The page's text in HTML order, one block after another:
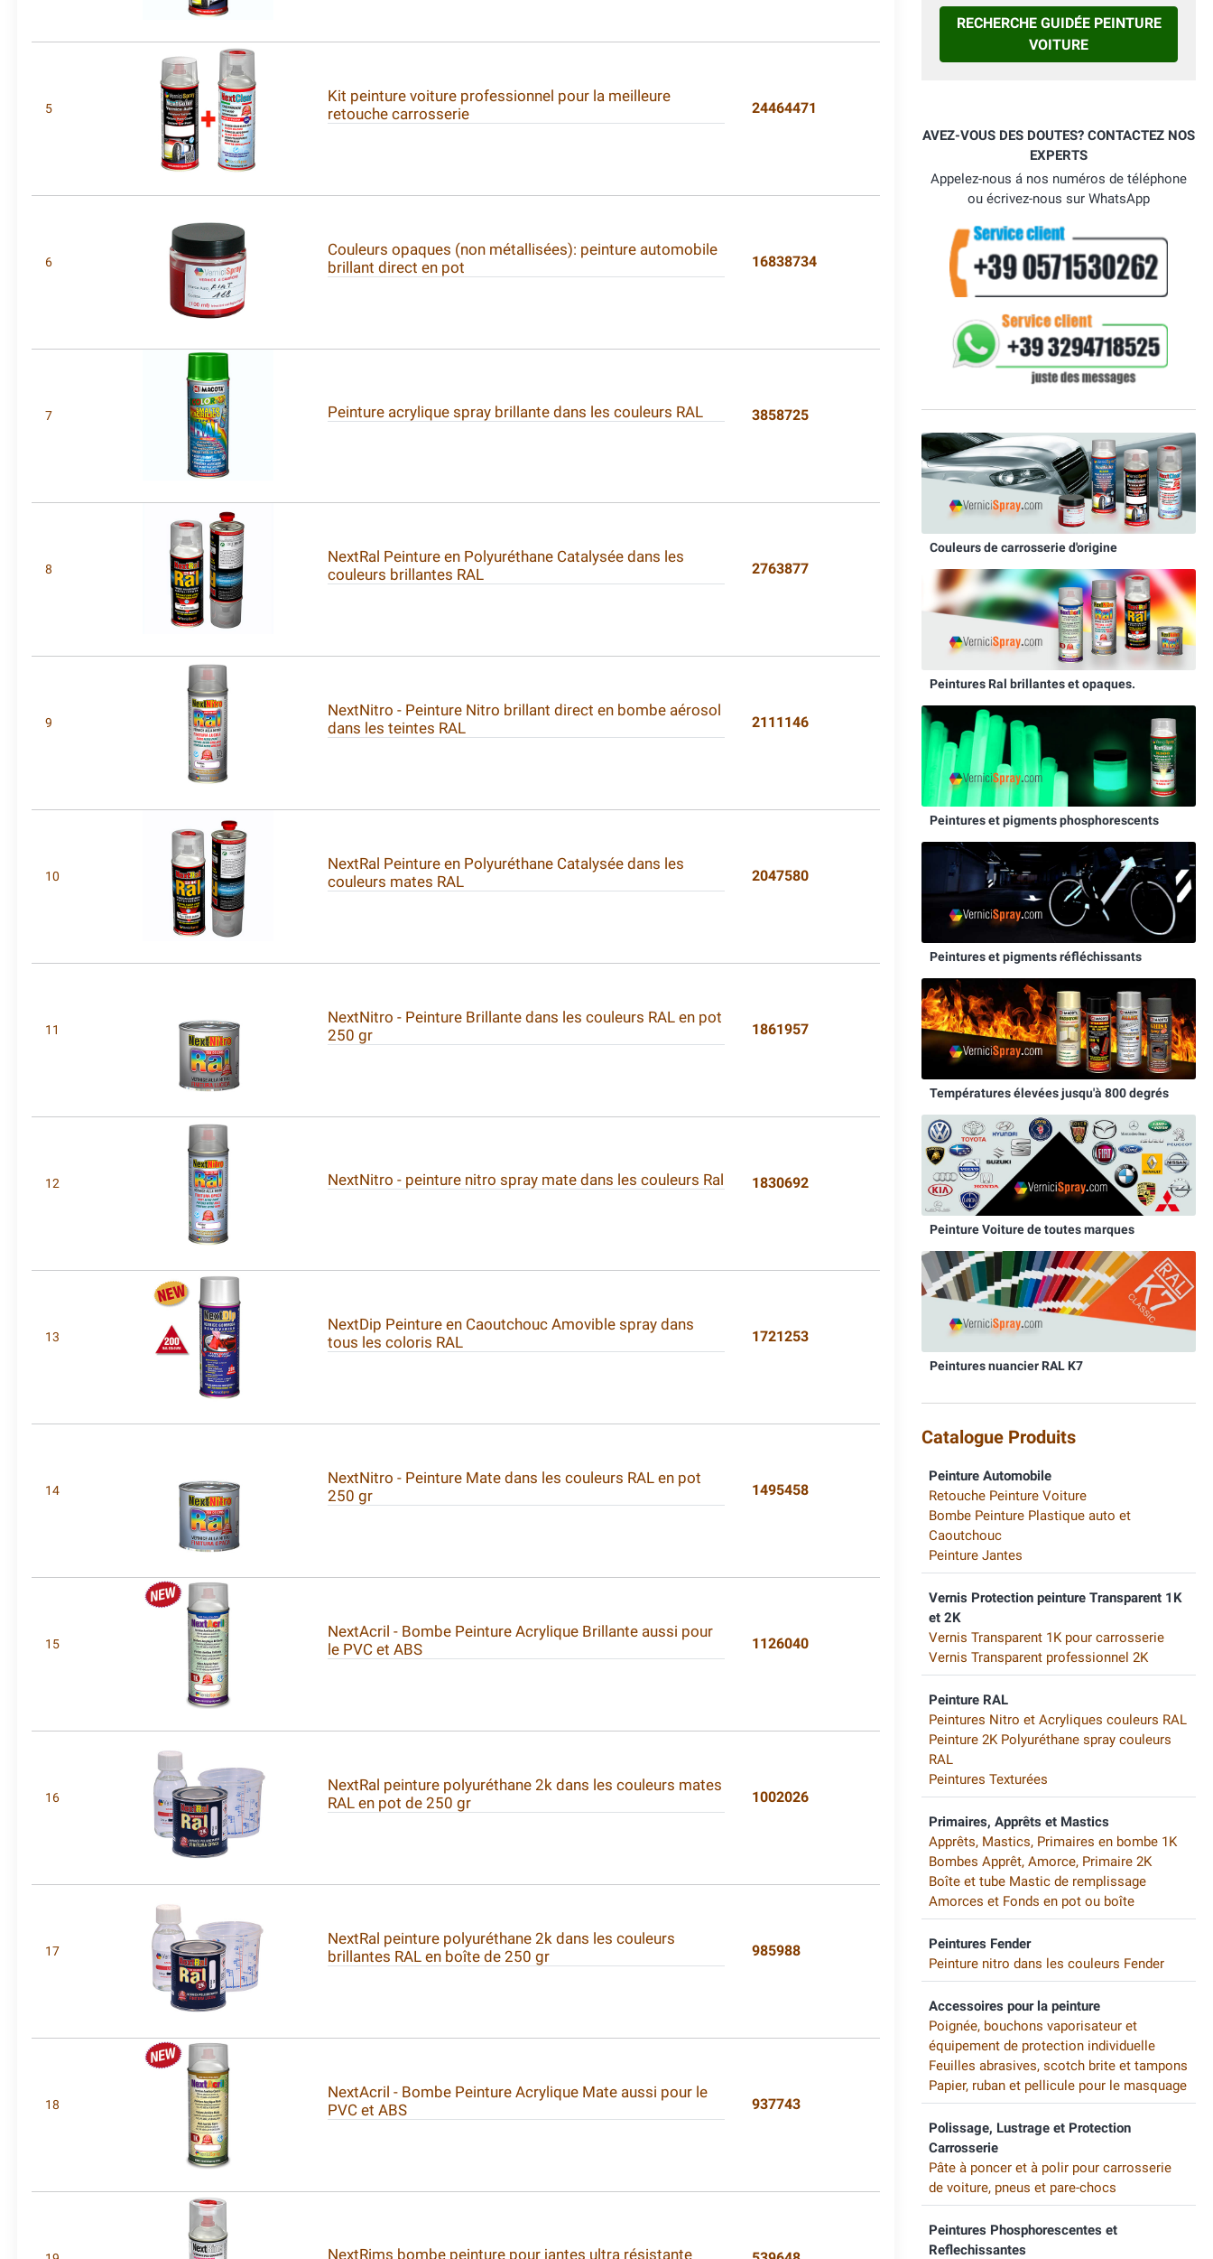
5
Kit peinture voiture professionnel pour la meilleure
retouche carrosserie
24464471
6
Couleurs opaques (non métallisées): peinture automobile
brillant direct en pot
16838734
7 Peinture acrylique spray brillante dans les couleurs RAL 3858725
8
NextRal Peinture en Polyuréthane Catalysée dans les
couleurs brillantes RAL
2763877
9
NextNitro - Peinture Nitro brillant direct en bombe aérosol
dans les teintes RAL
2111146
10
NextRal Peinture en Polyuréthane Catalysée dans les
couleurs mates RAL
2047580
11
NextNitro - Peinture Brillante dans les couleurs RAL en pot
250 gr
1861957
12 NextNitro - peinture nitro spray mate dans les couleurs Ral 1830692
13
NextDip Peinture en Caoutchouc Amovible spray dans
tous les coloris RAL
1721253
14
NextNitro - Peinture Mate dans les couleurs RAL en pot
250 gr
1495458
15
NextAcril - Bombe Peinture Acrylique Brillante aussi pour
le PVC et ABS
1126040
16
NextRal peinture polyuréthane 2k dans les couleurs mates
RAL en pot de 250 gr
1002026
17
NextRal peinture polyuréthane 2k dans les couleurs
brillantes RAL en boîte de 250 gr
985988
18
NextAcril - Bombe Peinture Acrylique Mate aussi pour le
PVC et ABS
937743
NextRims bombe peinture pour jantes ultra résistante
RECHERCHE GUIDÉE PEINTURE
VOITURE
AVEZ-VOUS DES DOUTES? CONTACTEZ NOS
EXPERTS
Appelez-nous á nos numéros de téléphone
ou écrivez-nous sur WhatsApp
Couleurs de carrosserie d'origine
Peintures Ral brillantes et opaques.
Peintures et pigments phosphorescents
Peintures et pigments réfléchissants
Températures élevées jusqu'à 800 degrés
Peinture Voiture de toutes marques
Peintures nuancier RAL K7
Catalogue Produits
Peinture Automobile
Retouche Peinture Voiture
Bombe Peinture Plastique auto et
Caoutchouc
Peinture Jantes
Vernis Protection peinture Transparent 1K
et 2K
Vernis Transparent 1K pour carrosserie
Vernis Transparent professionnel 2K
Peinture RAL
Peintures Nitro et Acryliques couleurs RAL
Peinture 2K Polyuréthane spray couleurs
RAL
Peintures Texturées
Primaires, Apprêts et Mastics
Apprêts, Mastics, Primaires en bombe 1K
Bombes Apprêt, Amorce, Primaire 2K
Boîte et tube Mastic de remplissage
Amorces et Fonds en pot ou boîte
Peintures Fender
Peinture nitro dans les couleurs Fender
Accessoires pour la peinture
Poignée, bouchons vaporisateur et
équipement de protection individuelle
Feuilles abrasives, scotch brite et tampons
Papier, ruban et pellicule pour le masquage
Polissage, Lustrage et Protection
Carrosserie
Pâte à poncer et à polir pour carrosserie
de voiture, pneus et pare-chocs
Peintures Phosphorescentes et
Reflechissantes